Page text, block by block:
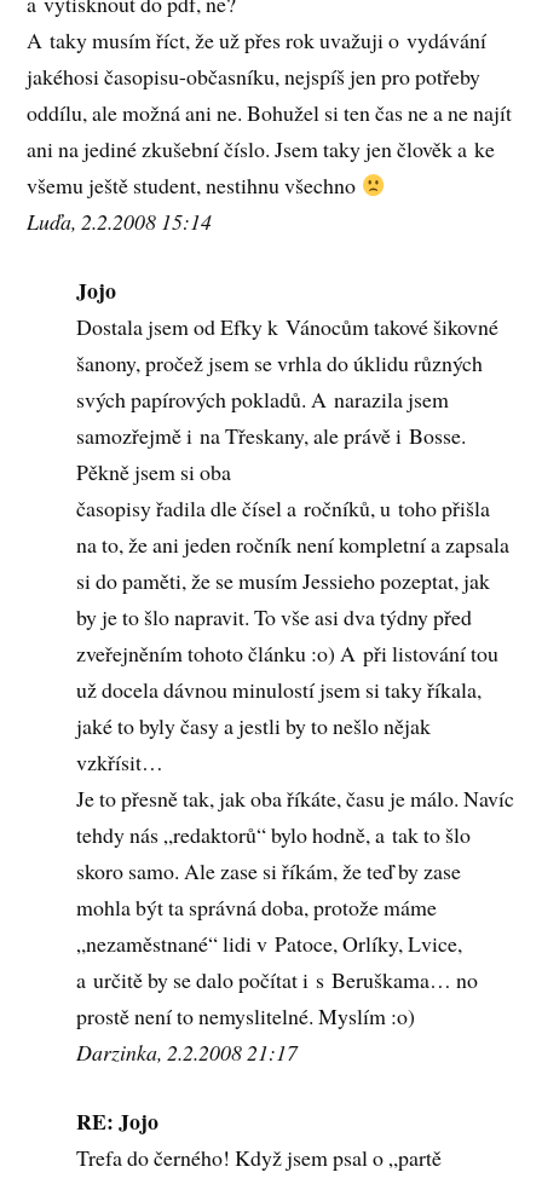
A taky musím říct, že už přes rok uvažuji o vydávání
jakéhosi časopisu-občasníku, nejspíš jen pro potřeby
oddílu, ale možná ani ne. Bohužel si ten čas ne a ne najít
ani na jediné zkušební číslo. Jsem taky jen člověk a ke
všemu ještě student, nestihnu všechno
Luďa, 2.2.2008 15:14
Jojo
Dostala jsem od Efky k Vánocům takové šikovné
šanony, pročež jsem se vrhla do úklidu různých
svých papírových pokladů. A narazila jsem
samozřejmě i na Třeskany, ale právě i Bosse.
Pěkně jsem si oba
časopisy řadila dle čísel a ročníků, u toho přišla
na to, že ani jeden ročník není kompletní a zapsala
si do paměti, že se musím Jessieho pozeptat, jak
by je to šlo napravit. To vše asi dva týdny před
zveřejněním tohoto článku :o) A při listování tou
už docela dávnou minulostí jsem si taky říkala,
jaké to byly časy a jestli by to nešlo nějak
vzkřísit…
Je to přesně tak, jak oba říkáte, času je málo. Navíc
tehdy nás „redaktorů“ bylo hodně, a tak to šlo
skoro samo. Ale zase si říkám, že teď by zase
mohla být ta správná doba, protože máme
„nezaměstnané“ lidi v Patoce, Orlíky, Lvice,
a určitě by se dalo počítat i s Beruškama… no
prostě není to nemyslitelné. Myslím :o)
Darzinka, 2.2.2008 21:17
RE: Jojo
Trefa do černého! Když jsem psal o „partě